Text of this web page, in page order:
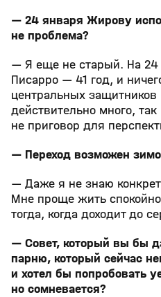
— 24 января Жирову
не проблема?
— Я еще не старый. На
Писарро — 41 год, и
центральных защитников
действительно много,
не приговор для
— Переход возможен
— Даже я не знаю
Мне проще жить
тогда, когда доходит до
— Совет, который вы бы
парню, который сейчас
и хотел бы попробовать
но сомневается?